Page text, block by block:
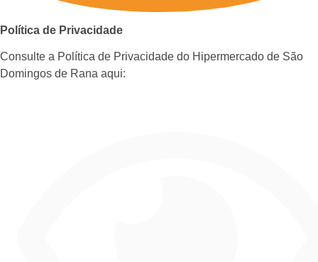
Política de Privacidade
Consulte a Política de Privacidade do Hipermercado de São
Domingos de Rana aqui: